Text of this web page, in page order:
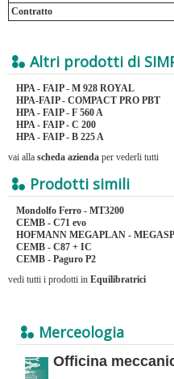
Contratto
Altri prodotti di
HPA - FAIP - M 928 ROYAL
HPA-FAIP - COMPACT PRO PBT
HPA - FAIP - F 560 A
HPA - FAIP - C 200
HPA - FAIP - B 225 A
vai alla scheda azienda per vederli tutti
Prodotti simili
Mondolfo Ferro - MT3200
CEMB - C71 evo
HOFMANN MEGAPLAN -
CEMB - C87 + IC
CEMB - Paguro P2
vedi tutti i prodotti in Equilibratrici
Merceologia
Officina